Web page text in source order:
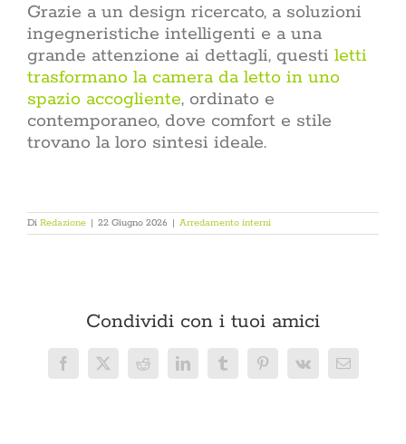
Grazie a un design ricercato, a soluzioni
ingegneristiche intelligenti e a una
grande attenzione ai dettagli, questi letti
trasformano la camera da letto in uno
spazio accogliente, ordinato e
contemporaneo, dove comfort e stile
trovano la loro sintesi ideale.
Di Redazione | 22 Giugno 2026 | Arredamento interni
Condividi con i tuoi amici
Facebook
X RedditLinkedInTumblrPinterest
Vk Email